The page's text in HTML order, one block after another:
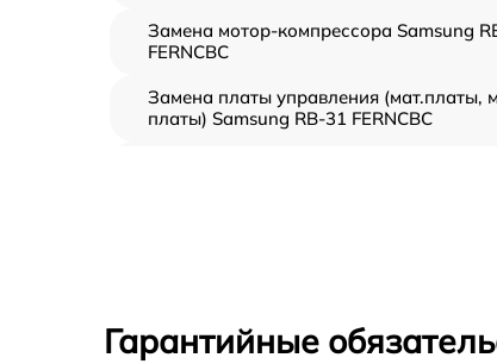
Замена мотор-компрессора Samsung
FERNCBC
Замена платы управления (мат.платы,
платы) Samsung RB-31 FERNCBC
Гарантийные